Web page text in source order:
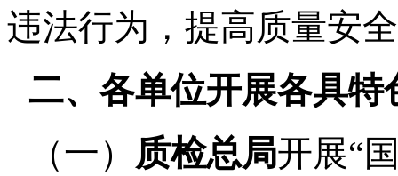
违法行为，提高质量安
二、各单位开展各具特
（一） 质检总局开展“